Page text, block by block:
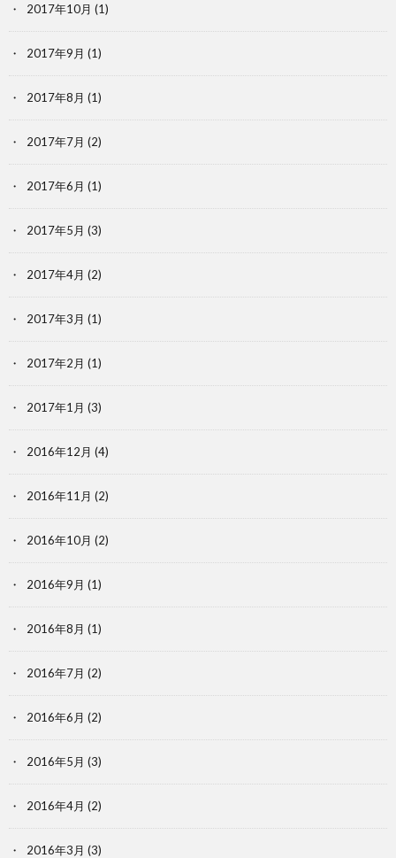
2017年10月 (1)
2017年9月 (1)
2017年8月 (1)
2017年7月 (2)
2017年6月 (1)
2017年5月 (3)
2017年4月 (2)
2017年3月 (1)
2017年2月 (1)
2017年1月 (3)
2016年12月 (4)
2016年11月 (2)
2016年10月 (2)
2016年9月 (1)
2016年8月 (1)
2016年7月 (2)
2016年6月 (2)
2016年5月 (3)
2016年4月 (2)
2016年3月 (3)